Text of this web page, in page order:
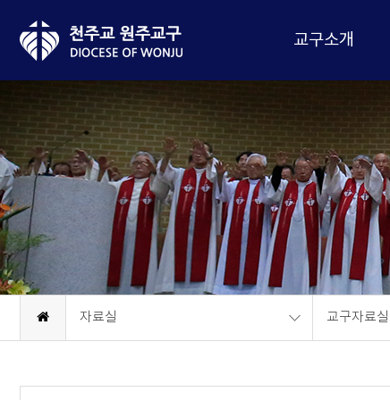
교구소개
자료실 교구자료실